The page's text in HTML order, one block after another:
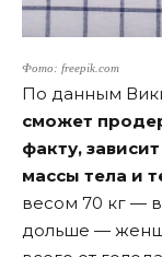
Фото: freepik.com
По данным
сможет
факту,
массы тела и
весом 70 кг —
дольше —